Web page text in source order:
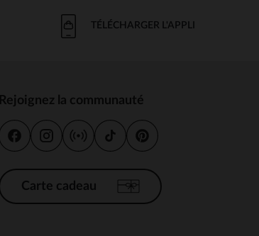
TÉLÉCHARGER L'APPLI
Rejoignez la communauté
Carte cadeau